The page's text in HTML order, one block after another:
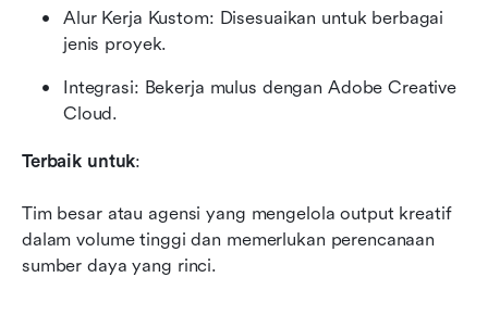
Alur Kerja Kustom: Disesuaikan untuk berbagai
jenis proyek.
Integrasi: Bekerja mulus dengan Adobe Creative
Cloud.
Terbaik untuk:
Tim besar atau agensi yang mengelola output kreatif
dalam volume tinggi dan memerlukan perencanaan
sumber daya yang rinci.